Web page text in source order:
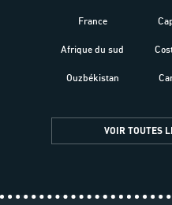
France
Afrique du sud
Ouzbékistan
VOIR TOUTES